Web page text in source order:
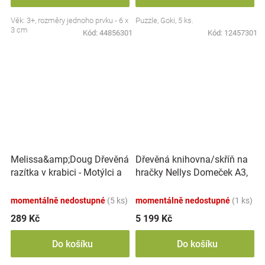
Věk: 3+, rozměry jednoho prvku - 6 x
3 cm
Kód: 44856301
Puzzle, Goki, 5 ks.
Kód: 12457301
Melissa&amp;Doug Dřevěná
razítka v krabici - Motýlci a
momentálně nedostupné (5 ks)
289 Kč
Do košíku
Dřevěná knihovna/skříň na
hračky Nellys Domeček A3,
momentálně nedostupné (1 ks)
5 199 Kč
Do košíku